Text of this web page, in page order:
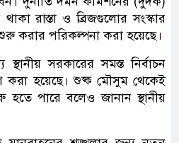
থাকা রাস্তা ও ব্রিজগুলোর সংস্কার
করার পরিকল্পনা করা হয়েছে।
সরকারের সমস্ত নির্বাচন
করা হয়েছে। শুষ্ক মৌসুম থেকেই
হতে পারে বলেও জানান স্থানীয়